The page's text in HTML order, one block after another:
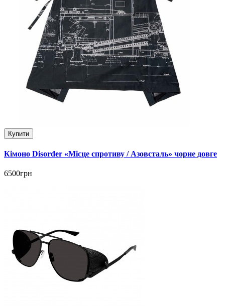
Купити
Кімоно Disorder «Місце спротиву / Азовсталь» чорне довге
6500грн